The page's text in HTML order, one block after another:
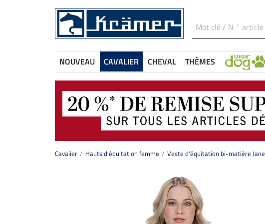
NOUVEAU CAVALIER CHEVAL THÈMES
Cavalier Hauts d'équitation femme Veste d'équitation bi-matière Jane